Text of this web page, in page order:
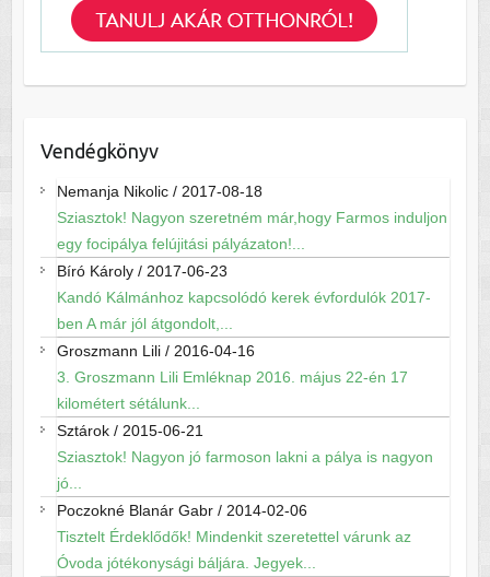
Vendégkönyv
Nemanja Nikolic/ 2017-08-18
Sziasztok! Nagyon szeretném már,hogy Farmos induljon
egy focipálya felújitási pályázaton!...
Bíró Károly/ 2017-06-23
Kandó Kálmánhoz kapcsolódó kerek évfordulók 2017-
ben A már jól átgondolt,...
Groszmann Lili/ 2016-04-16
3. Groszmann Lili Emléknap 2016. május 22-én 17
kilométert sétálunk...
Sztárok/ 2015-06-21
Sziasztok! Nagyon jó farmoson lakni a pálya is nagyon
jó...
Poczokné Blanár Gabr/ 2014-02-06
Tisztelt Érdeklődők! Mindenkit szeretettel várunk az
Óvoda jótékonysági báljára. Jegyek...